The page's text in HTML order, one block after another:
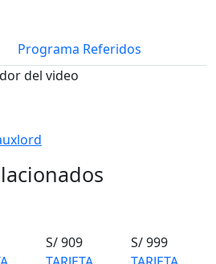
Programa Referidos
del video
S/ 909
S/ 999